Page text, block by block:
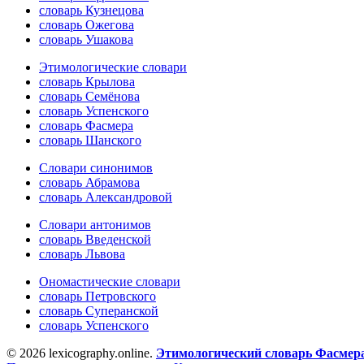
словарь Кузнецова
словарь Ожегова
словарь Ушакова
Этимологические словари
словарь Крылова
словарь Семёнова
словарь Успенского
словарь Фасмера
словарь Шанского
Словари синонимов
словарь Абрамова
словарь Александровой
Словари антонимов
словарь Введенской
словарь Львова
Ономастические словари
словарь Петровского
словарь Суперанской
словарь Успенского
© 2026 lexicography.online. Этимологический словарь